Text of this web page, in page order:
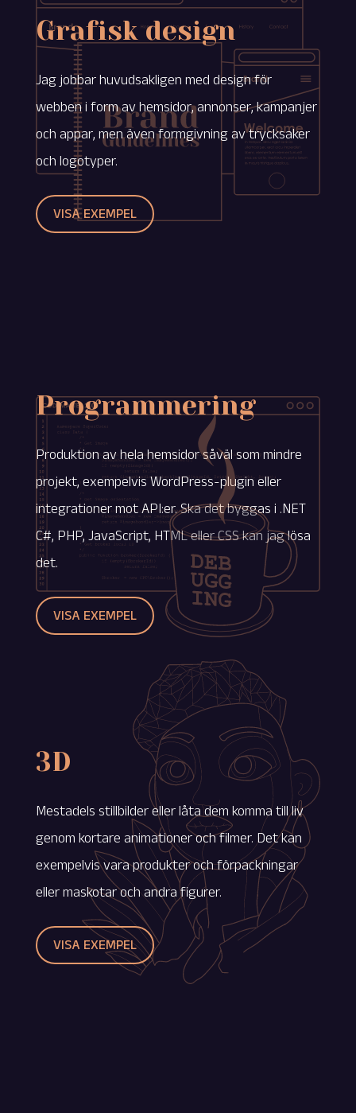
Grafisk design
Jag jobbar huvudsakligen med design för
webben i form av hemsidor, annonser, kampanjer
och appar, men även formgivning av trycksaker
och logotyper.
VISA EXEMPEL
Programmering
Produktion av hela hemsidor såväl som mindre
projekt, exempelvis WordPress-plugin eller
integrationer mot API:er. Ska det byggas i .NET
C#, PHP, JavaScript, HTML eller CSS kan jag lösa
det.
VISA EXEMPEL
3D
Mestadels stillbilder eller låta dem komma till liv
genom kortare animationer och filmer. Det kan
exempelvis vara produkter och förpackningar
eller maskotar och andra figurer.
VISA EXEMPEL